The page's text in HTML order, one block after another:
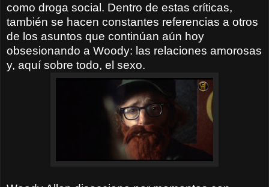
como droga social. Dentro de estas críticas,
también se hacen constantes referencias a otros
de los asuntos que continúan aún hoy
obsesionando a Woody: las relaciones amorosas
y, aquí sobre todo, el sexo.